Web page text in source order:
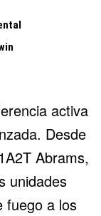
activa
Desde
Abrams,
unidades
fuego a los